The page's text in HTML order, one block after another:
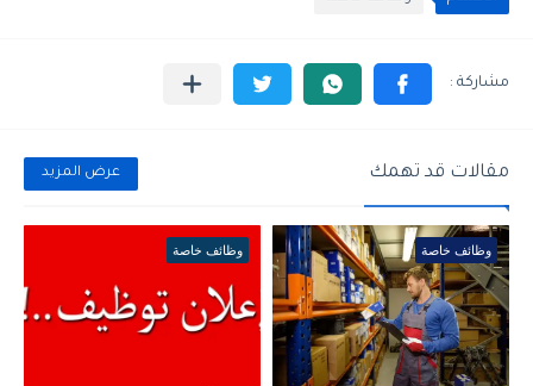
مقالات قد تهمك عرض المزيد
وظائف خاصة وظائف خاصة